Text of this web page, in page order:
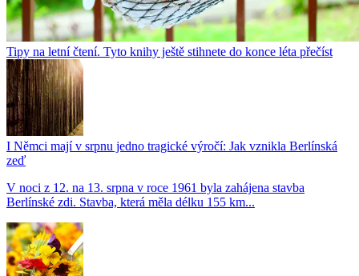
Tipy na letní čtení. Tyto knihy ještě stihnete do konce léta přečíst
I Němci mají v srpnu jedno tragické výročí: Jak vznikla Berlínská
zeď
V noci z 12. na 13. srpna v roce 1961 byla zahájena stavba
Berlínské zdi. Stavba, která měla délku 155 km...